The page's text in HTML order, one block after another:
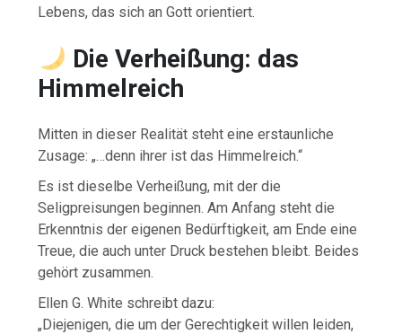
Lebens, das sich an Gott orientiert.
Die Verheißung: das
Himmelreich
Mitten in dieser Realität steht eine erstaunliche
Zusage: „…denn ihrer ist das Himmelreich.“
Es ist dieselbe Verheißung, mit der die
Seligpreisungen beginnen. Am Anfang steht die
Erkenntnis der eigenen Bedürftigkeit, am Ende eine
Treue, die auch unter Druck bestehen bleibt. Beides
gehört zusammen.
Ellen G. White schreibt dazu:
„Diejenigen, die um der Gerechtigkeit willen leiden,